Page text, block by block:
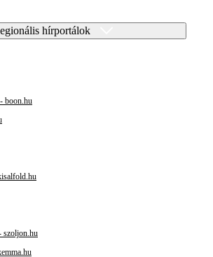
hírportálok
boon.hu
szoljon.hu